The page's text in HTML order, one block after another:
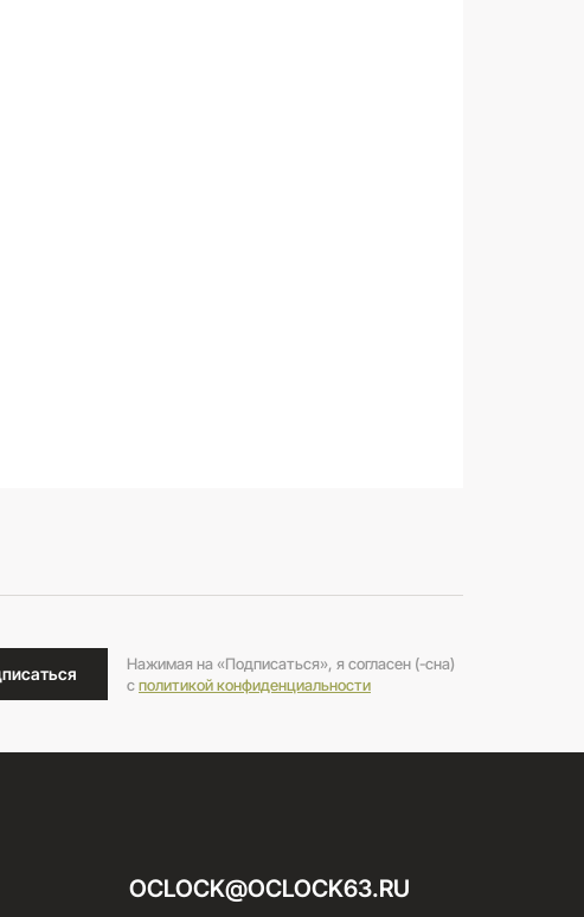
Нажимая на «Подписаться», я согласен (-сна)
cполитикой конфиденциальности
OCLOCK@OCLOCK63.RU